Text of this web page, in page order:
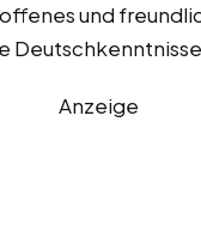
und
Deutschkenntnisse
Anzeige